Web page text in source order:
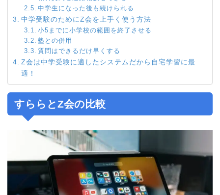
中学生になった後も続けられる
中学受験のためにZ会を上手く使う方法
小5までに小学校の範囲を終了させる
塾との併用
質問はできるだけ早くする
Z会は中学受験に適したシステムだから自宅学習に最
適！
すららとZ会の比較